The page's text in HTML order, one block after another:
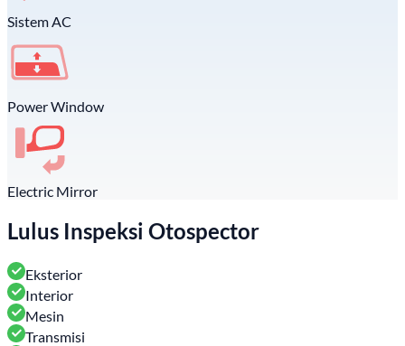
Sistem AC
Power Window
Electric Mirror
Lulus Inspeksi Otospector
Eksterior
Interior
Mesin
Transmisi